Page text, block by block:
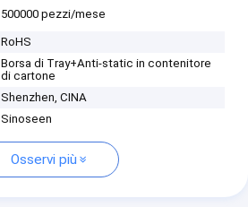
500000 pezzi/mese
RoHS
Borsa di Tray+Anti-static in contenitore
di cartone
Shenzhen, CINA
Sinoseen
Osservi più